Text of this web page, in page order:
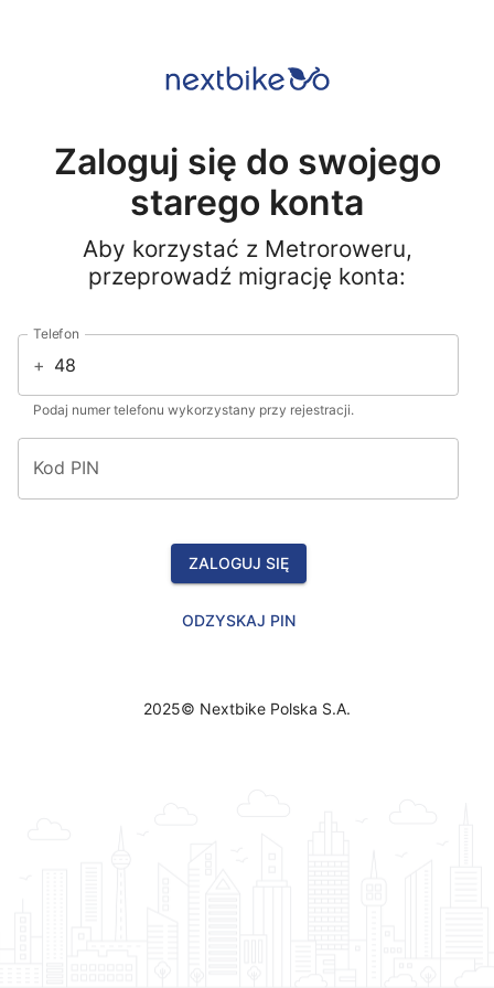
Zaloguj się do swojego
starego konta
Aby korzystać z Metroroweru,
przeprowadź migrację konta:
Telefon
+
Podaj numer telefonu wykorzystany przy rejestracji.
Kod PIN
ZALOGUJ SIĘ
ODZYSKAJ PIN
2025© Nextbike Polska S.A.